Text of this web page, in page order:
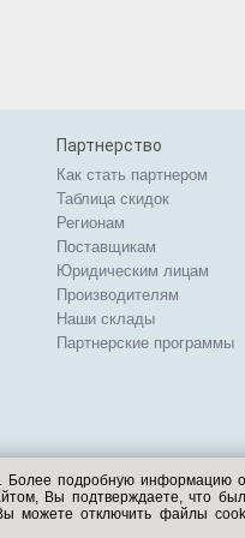
Партнерство
Как стать партнером
Таблица скидок
Регионам
Поставщикам
Юридическим лицам
Производителям
Наши склады
Партнерские программы
Более подробную информацию
Вы подтверждаете, что
можете отключить файлы